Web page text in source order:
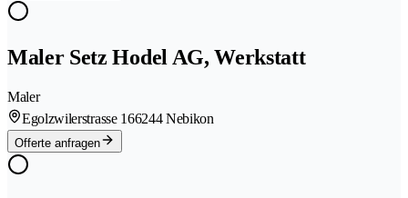
Maler Setz Hodel AG, Werkstatt
Maler
Egolzwilerstrasse 166244 Nebikon
Offerte anfragen